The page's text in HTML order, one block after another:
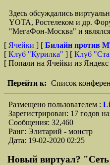
Здесь обсуждались
YOTA, Ростелеком и др.
"МегаФон-Москва" и
[ Ячейки ] [ Билайн против
[ Клуб "Курилка" ] [ Клуб
[ Попали на Ячейки из Яндекс
Перейти к: Список
Размещено пользователем :
Зарегистрирован: 17 годов
Сообщения: 32,460
Ранг: Элитарий - монстр
Дата: 19-02-2020 02:25
Новый виртуал?